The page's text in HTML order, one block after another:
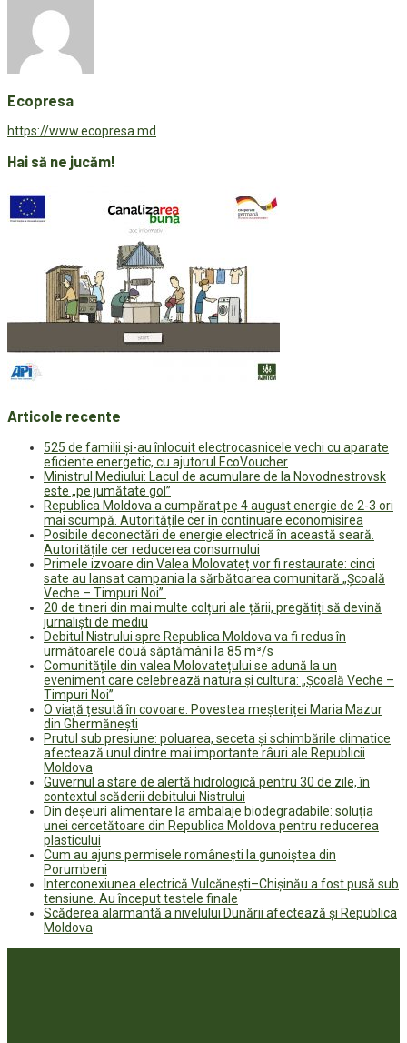
Ecopresa
https://www.ecopresa.md
Hai să ne jucăm!
Articole recente
525 de familii și-au înlocuit electrocasnicele vechi cu aparate
eficiente energetic, cu ajutorul EcoVoucher
Ministrul Mediului: Lacul de acumulare de la Novodnestrovsk
este „pe jumătate gol”
Republica Moldova a cumpărat pe 4 august energie de 2-3 ori
mai scumpă. Autoritățile cer în continuare economisirea
Posibile deconectări de energie electrică în această seară.
Autoritățile cer reducerea consumului
Primele izvoare din Valea Molovateț vor fi restaurate: cinci
sate au lansat campania la sărbătoarea comunitară „Școală
Veche – Timpuri Noi”
20 de tineri din mai multe colțuri ale țării, pregătiți să devină
jurnaliști de mediu
Debitul Nistrului spre Republica Moldova va fi redus în
următoarele două săptămâni la 85 m³/s
Comunitățile din valea Molovatețului se adună la un
eveniment care celebrează natura și cultura: „Școală Veche –
Timpuri Noi”
O viață țesută în covoare. Povestea meșteriței Maria Mazur
din Ghermănești
Prutul sub presiune: poluarea, seceta și schimbările climatice
afectează unul dintre mai importante râuri ale Republicii
Moldova
Guvernul a stare de alertă hidrologică pentru 30 de zile, în
contextul scăderii debitului Nistrului
Din deșeuri alimentare la ambalaje biodegradabile: soluția
unei cercetătoare din Republica Moldova pentru reducerea
plasticului
Cum au ajuns permisele românești la gunoiștea din
Porumbeni
Interconexiunea electrică Vulcănești–Chișinău a fost pusă sub
tensiune. Au început testele finale
Scăderea alarmantă a nivelului Dunării afectează și Republica
Moldova